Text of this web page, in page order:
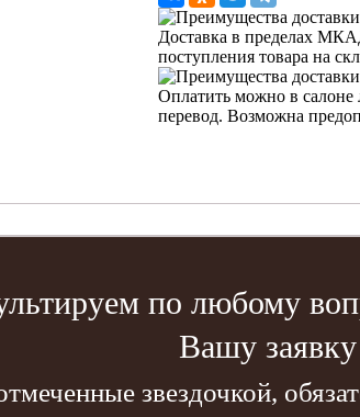
Доставка в пределах
поступления товара на
Оплатить можно в
перевод. Возможна
по любому
Вашу заявку
звездочкой,